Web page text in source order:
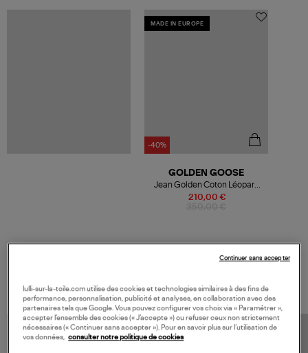
MADE IN EUROPE
-40%
210,00 €
GOLDEN GOOSE
Jean Golden Coton Léopard
Noir
lulli-sur-la-toile.com utilise des cookies et technologies similaires à des fins de
performance, personnalisation, publicité et analyses, en collaboration avec des
partenaires tels que Google. Vous pouvez configurer vos choix via « Paramétrer »,
accepter l’ensemble des cookies (« J’accepte ») ou refuser ceux non strictement
nécessaires (« Continuer sans accepter »). Pour en savoir plus sur l’utilisation de
vos données, consulter notre politique de cookies
Continuer sans accepter